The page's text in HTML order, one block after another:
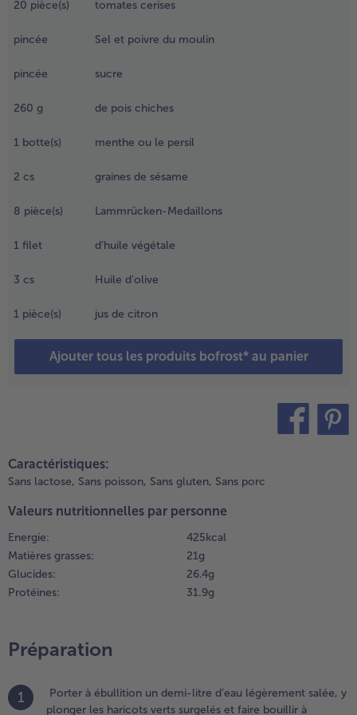
- 5 € à l’achat de 7 menus au choix
20 pièce(s) tomates cerises
pincée Sel et poivre du moulin
pincée sucre
260 g de pois chiches
1 botte(s) menthe ou le persil
2 cs graines de sésame
8 pièce(s) Lammrücken-Medaillons
1 filet d’huile végétale
3 cs Huile d’olive
1 pièce(s) jus de citron
Ajouter tous les produits bofrost* au panier
les
à
les
une
et
les
du
Caractéristiques:
Sans lactose, Sans poisson, Sans gluten, Sans porc
Valeurs nutritionnelles par personne
Energie:
425 kcal
Matières grasses:
21 g
Glucides:
26.4 g
Protéines:
31.9 g
Préparation
1
Porter à ébullition un demi-litre d’eau légèrement salée, y
plonger les haricots verts surgelés et faire bouillir à